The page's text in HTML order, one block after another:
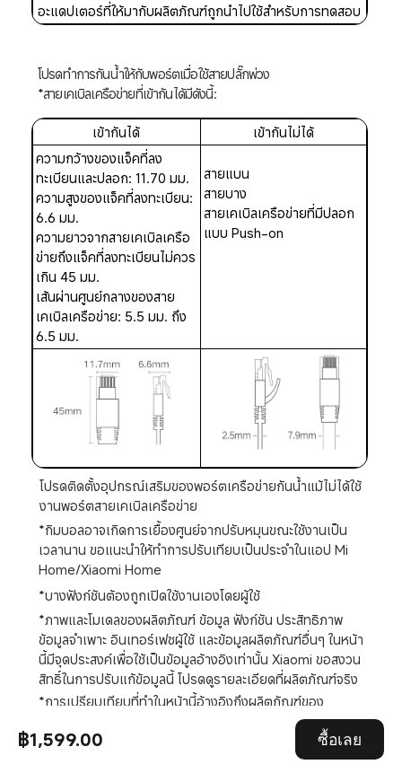
฿1,599.00 ซื้อเลย
อะแดปเตอร์ที่ให้มากับผลิตภัณฑ์ถูกนำไปใช้สำหรับการทดสอบ
โปรดทำการกันน้ำให้กับพอร์ตเมื่อใช้สายปลั๊กพ่วง
*สายเคเบิลเครือข่ายที่เข้ากันได้มีดังนี้:
เข้ากันได้
เข้ากันไม่ได้
ความกว้างของแจ็คที่ลง
ทะเบียนและปลอก: 11.70 มม.
ความสูงของแจ็คที่ลงทะเบียน:
6.6 มม.
ความยาวจากสายเคเบิลเครือ
ข่ายถึงแจ็คที่ลงทะเบียนไม่ควร
เกิน 45 มม.
เส้นผ่านศูนย์กลางของสาย
เคเบิลเครือข่าย: 5.5 มม. ถึง
6.5 มม.
สายแบน
สายบาง
สายเคเบิลเครือข่ายที่มีปลอก
แบบ Push-on
โปรดติดตั้งอุปกรณ์เสริมของพอร์ตเครือข่ายกันน้ำแม้ไม่ได้ใช้
งานพอร์ตสายเคเบิลเครือข่าย
*กิมบอลอาจเกิดการเยื้องศูนย์จากปรับหมุนขณะใช้งานเป็น
เวลานาน ขอแนะนำให้ทำการปรับเทียบเป็นประจำในแอป Mi
Home/Xiaomi Home
*บางฟังก์ชันต้องถูกเปิดใช้งานเองโดยผู้ใช้
*ภาพและโมเดลของผลิตภัณฑ์ ข้อมูล ฟังก์ชัน ประสิทธิภาพ
ข้อมูลจำเพาะ อินเทอร์เฟซผู้ใช้ และข้อมูลผลิตภัณฑ์อื่นๆ ในหน้า
นี้มีจุดประสงค์เพื่อใช้เป็นข้อมูลอ้างอิงเท่านั้น Xiaomi ขอสงวน
สิทธิ์ในการปรับแก้ข้อมูลนี้ โปรดดูรายละเอียดที่ผลิตภัณฑ์จริง
*การเปรียบเทียบที่ทำในหน้านี้อ้างอิงถึงผลิตภัณฑ์ของ
Xiaomi เท่านั้น ภาพการเปรียบเทียบมีจุดประสงค์เพื่อใช้เป็น
ภาพประกอบเท่านั้น และอาจไม่ได้สะท้อนถึงประสิทธิภาพการ